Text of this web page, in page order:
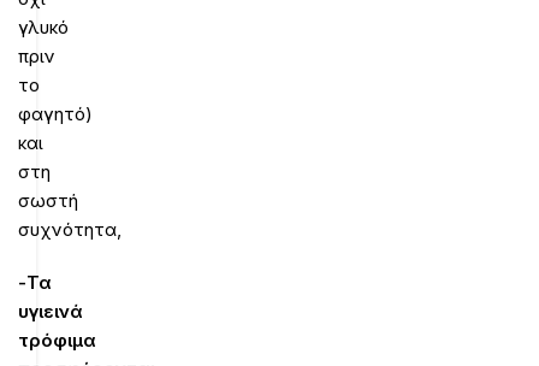
γλυκό
πριν
το
φαγητό)
και
στη
σωστή
συχνότητα,
-Τα
υγιεινά
τρόφιμα